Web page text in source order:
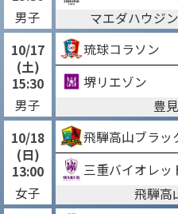
男子
マエダハウジ
10/17
(土)
15:30
琉球コラソン
堺リエゾン
男子
豊
10/18
(日)
13:00
飛騨高山ブラッ
三重バイオレッ
女子
飛騨高